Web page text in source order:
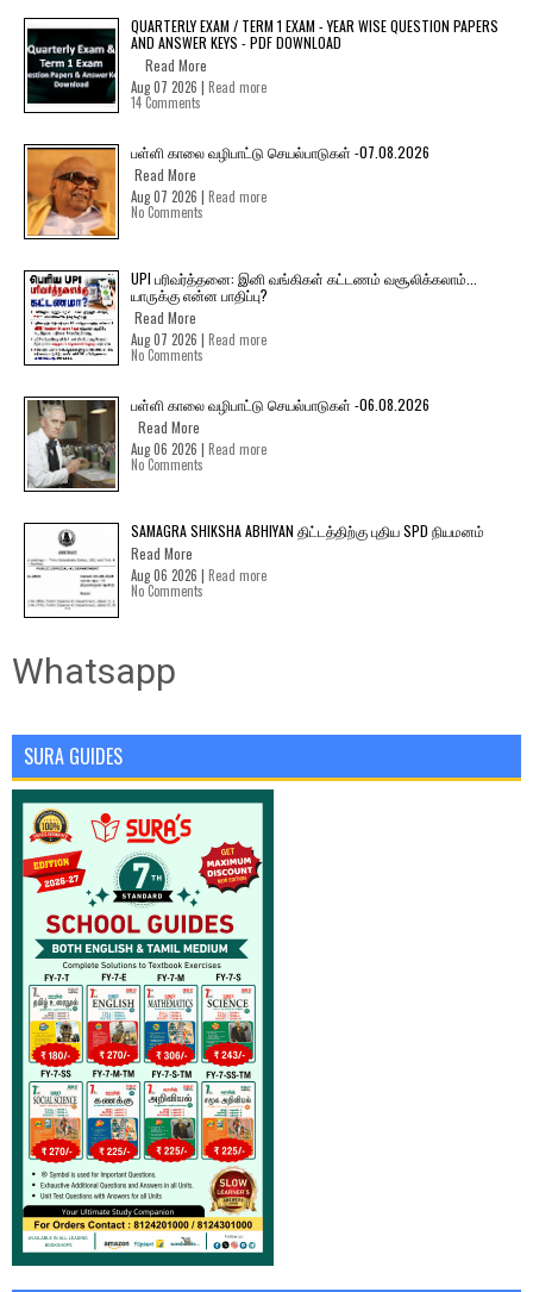
QUARTERLY EXAM / TERM 1 EXAM - YEAR WISE QUESTION PAPERS
AND ANSWER KEYS - PDF DOWNLOAD
Read More
Aug 07 2026 | Read more
14 Comments
பள்ளி காலை வழிபாட்டு செயல்பாடுகள் -07.08.2026
Read More
Aug 07 2026 | Read more
No Comments
UPI பரிவர்த்தனை: இனி வங்கிகள் கட்டணம் வசூலிக்கலாம்...
யாருக்கு என்ன பாதிப்பு?
Read More
Aug 07 2026 | Read more
No Comments
பள்ளி காலை வழிபாட்டு செயல்பாடுகள் -06.08.2026
Read More
Aug 06 2026 | Read more
No Comments
SAMAGRA SHIKSHA ABHIYAN திட்டத்திற்கு புதிய SPD நியமனம்
Read More
Aug 06 2026 | Read more
No Comments
Whatsapp
SURA GUIDES